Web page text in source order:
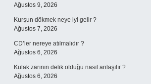
Ağustos 9, 2026
Kurşun dökmek neye iyi gelir ?
Ağustos 7, 2026
CD’ler nereye atılmalıdır ?
Ağustos 6, 2026
Kulak zarının delik olduğu nasıl anlaşılır ?
Ağustos 6, 2026